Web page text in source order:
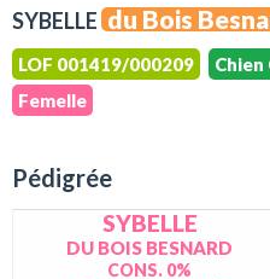
SYBELLE du Bois
LOF 001419/000209
Chien
Femelle
Pédigrée
SYBELLE
DU BOIS BESNARD
CONS. 0%